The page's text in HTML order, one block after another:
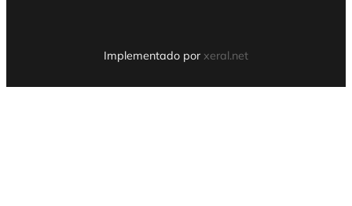
Implementado por xeral.net